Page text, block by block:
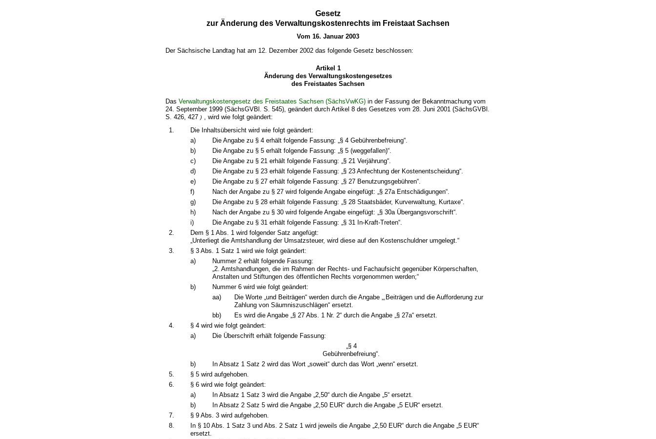
Gesetz
zur Änderung des Verwaltungskostenrechts im Freistaat Sachsen
Vom 16. Januar 2003
Der Sächsische Landtag hat am 12. Dezember 2002 das folgende Gesetz beschlossen:
Artikel 1
Änderung des Verwaltungskostengesetzes
des Freistaates Sachsen
DasVerwaltungskostengesetz des Freistaates Sachsen (SächsVwKG) in der Fassung der Bekanntmachung vom
24. September 1999 (SächsGVBl. S. 545), geändert durch Artikel 8 des Gesetzes vom 28. Juni 2001 (SächsGVBl.
S. 426, 427 ) , wird wie folgt geändert:
1.
Die Inhaltsübersicht wird wie folgt geändert:
a)
Die Angabe zu § 4 erhält folgende Fassung: „§ 4 Gebührenbefreiung“.
b)
Die Angabe zu § 5 erhält folgende Fassung: „§ 5 (weggefallen)“.
c)
Die Angabe zu § 21 erhält folgende Fassung: „§ 21 Verjährung“.
d)
Die Angabe zu § 23 erhält folgende Fassung: „§ 23 Anfechtung der Kostenentscheidung“.
e)
Die Angabe zu § 27 erhält folgende Fassung: „§ 27 Benutzungsgebühren“.
f)
Nach der Angabe zu § 27 wird folgende Angabe eingefügt: „§ 27a Entschädigungen“.
g)
Die Angabe zu § 28 erhält folgende Fassung: „§ 28 Staatsbäder, Kurverwaltung, Kurtaxe“.
h)
Nach der Angabe zu § 30 wird folgende Angabe eingefügt: „§ 30a Übergangsvorschrift“.
i)
Die Angabe zu § 31 erhält folgende Fassung: „§ 31 In-Kraft-Treten“.
2.
Dem § 1 Abs. 1 wird folgender Satz angefügt:
„Unterliegt die Amtshandlung der Umsatzsteuer, wird diese auf den Kostenschuldner umgelegt.“
3.
§ 3 Abs. 1 Satz 1 wird wie folgt geändert:
a)
Nummer 2 erhält folgende Fassung:
„2. Amtshandlungen, die im Rahmen der Rechts- und Fachaufsicht gegenüber Körperschaften,
Anstalten und Stiftungen des öffentlichen Rechts vorgenommen werden;“
b)
Nummer 6 wird wie folgt geändert:
aa)
Die Worte „und Beiträgen“ werden durch die Angabe „,Beiträgen und die Aufforderung zur
Zahlung von Säumniszuschlägen“ ersetzt.
bb)
Es wird die Angabe „§ 27 Abs. 1 Nr. 2“ durch die Angabe „§ 27a“ ersetzt.
4.
§ 4 wird wie folgt geändert:
a)
Die Überschrift erhält folgende Fassung:
„§ 4
Gebührenbefreiung“.
b)
In Absatz 1 Satz 2 wird das Wort „soweit“ durch das Wort „wenn“ ersetzt.
5.
§ 5 wird aufgehoben.
6.
§ 6 wird wie folgt geändert:
a)
In Absatz 1 Satz 3 wird die Angabe „2,50“ durch die Angabe „5“ ersetzt.
b)
In Absatz 2 Satz 5 wird die Angabe „2,50 EUR“ durch die Angabe „5 EUR“ ersetzt.
7.
§ 9 Abs. 3 wird aufgehoben.
8.
In § 10 Abs. 1 Satz 3 und Abs. 2 Satz 1 wird jeweils die Angabe „2,50 EUR“ durch die Angabe „5 EUR“
ersetzt.